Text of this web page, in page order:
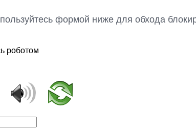
формой ниже для обхода
роботом